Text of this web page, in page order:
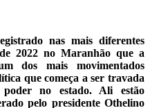
nas mais diferentes
2022 no Maranhão que a
dos mais movimentados
que começa a ser travada
no estado. Ali estão
pelo presidente Othelino